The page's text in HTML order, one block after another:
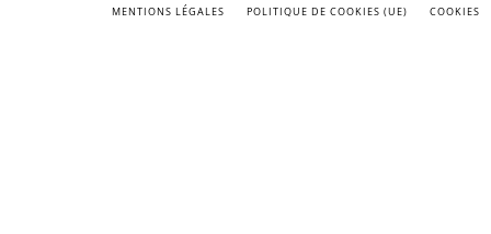
MENTIONS LÉGALES POLITIQUE DE COOKIES (UE) COOKIES